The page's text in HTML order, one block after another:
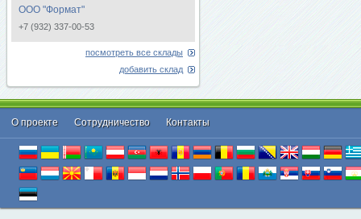
ООО "Формат"
+7 (932) 337-00-53
посмотреть все склады
добавить склад
О проекте Cотрудничество Контакты